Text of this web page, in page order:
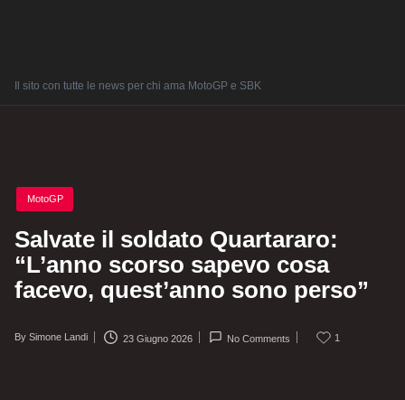
Il sito con tutte le news per chi ama MotoGP e SBK
Posted
in
MotoGP
Salvate il soldato Quartararo:
“L’anno scorso sapevo cosa
facevo, quest’anno sono perso”
Posted
By Simone Landi 23 Giugno 2026 No Comments 1